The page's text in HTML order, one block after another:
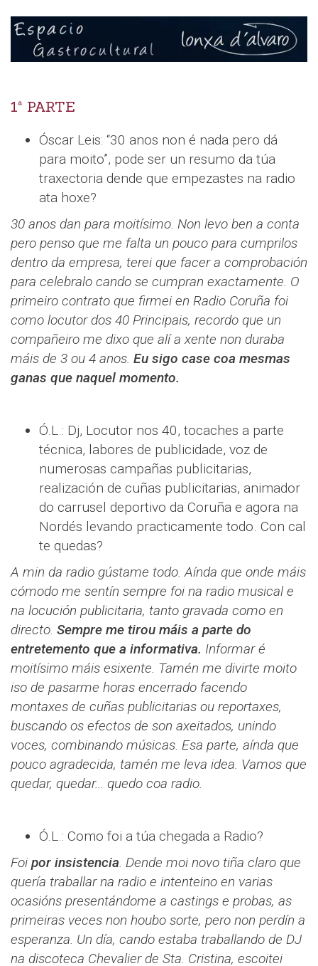
1ª PARTE
Óscar Leis: “30 anos non é nada pero dá
para moito”, pode ser un resumo da túa
traxectoria dende que empezastes na radio
ata hoxe?
30 anos dan para moitísimo. Non levo ben a conta
pero penso que me falta un pouco para cumprilos
dentro da empresa, terei que facer a comprobación
para celebralo cando se cumpran exactamente. O
primeiro contrato que firmei en Radio Coruña foi
como locutor dos 40 Principais, recordo que un
compañeiro me dixo que alí a xente non duraba
máis de 3 ou 4 anos. Eu sigo case coa mesmas
ganas que naquel momento.
Ó.L.: Dj, Locutor nos 40, tocaches a parte
técnica, labores de publicidade, voz de
numerosas campañas publicitarias,
realización de cuñas publicitarias, animador
do carrusel deportivo da Coruña e agora na
Nordés levando practicamente todo. Con cal
te quedas?
A min da radio gústame todo. Aínda que onde máis
cómodo me sentín sempre foi na radio musical e
na locución publicitaria, tanto gravada como en
directo. Sempre me tirou máis a parte do
entretemento que a informativa. Informar é
moitísimo máis esixente. Tamén me divirte moito
iso de pasarme horas encerrado facendo
montaxes de cuñas publicitarias ou reportaxes,
buscando os efectos de son axeitados, unindo
voces, combinando músicas. Esa parte, aínda que
pouco agradecida, tamén me leva idea. Vamos que
quedar, quedar... quedo coa radio.
Ó.L.: Como foi a túa chegada a Radio?
Foi por insistencia. Dende moi novo tiña claro que
quería traballar na radio e intenteino en varias
ocasións presentándome a castings e probas, as
primeiras veces non houbo sorte, pero non perdín a
esperanza. Un día, cando estaba traballando de DJ
na discoteca Chevalier de Sta. Cristina, escoitei